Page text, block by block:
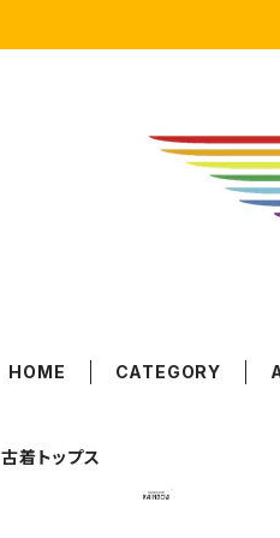
HOME CATEGORY
古着トップス